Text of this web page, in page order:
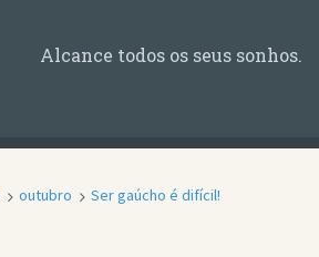
Alcance todos os seus sonhos.
outubro Ser gaúcho é difícil!